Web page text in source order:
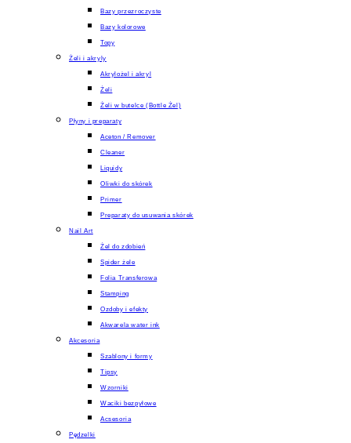
Bazy przezroczyste
Bazy kolorowe
Topy
Żeli i akryly
Akrylożel i akryl
Żeli
Żeli w butelce (Bottle Żel)
Płyny i preparaty
Aceton / Remover
Cleaner
Liquidy
Oliwki do skórek
Primer
Preparaty do usuwania skórek
Nail Art
Żel do zdobień
Spider żele
Folia Transferowa
Stamping
Ozdoby i efekty
Akwarela water ink
Akcesoria
Szablony i formy
Tipsy
Wzorniki
Waciki bezpyłowe
Acsesoria
Pędzelki